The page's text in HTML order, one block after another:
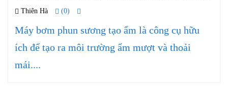
Thiên Hà (0)
Máy bơm phun sương tạo ẩm là công cụ hữu
ích để tạo ra môi trường ẩm mượt và thoải
mái....